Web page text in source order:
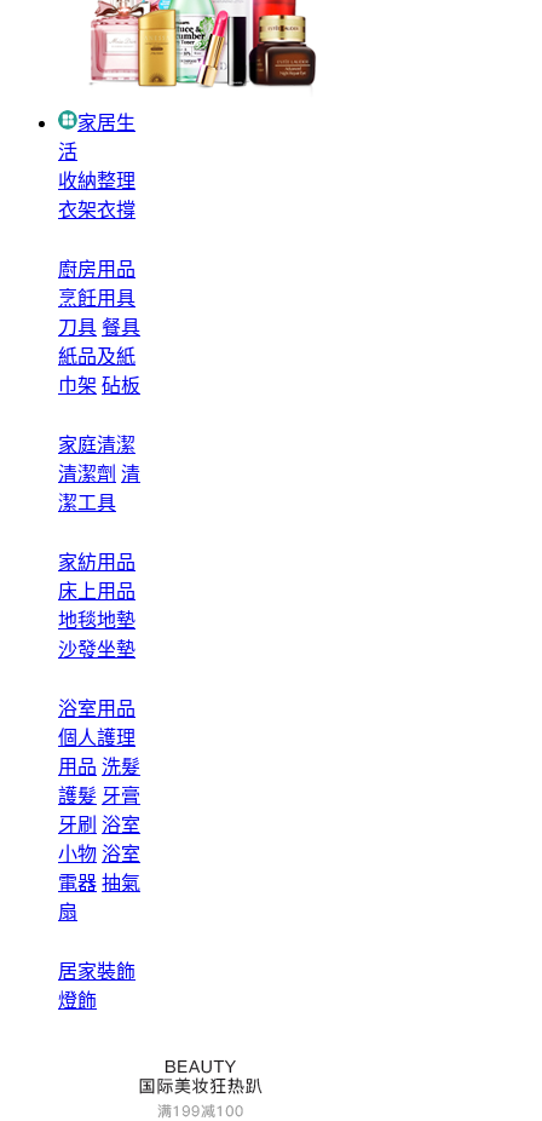
家居生
活
收納整理
衣架衣撐
廚房用品
烹飪用具
刀具 餐具
紙品及紙
巾架 砧板
家庭清潔
清潔劑 清
潔工具
家紡用品
床上用品
地毯地墊
沙發坐墊
浴室用品
個人護理
用品 洗髮
護髮 牙膏
牙刷 浴室
小物 浴室
電器 抽氣
扇
居家裝飾
燈飾